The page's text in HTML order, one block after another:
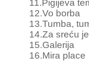
11.Pigijeva
12.Vo borba
13.Tumba,
14.Za sreću
15.Galerija
16.Mira place